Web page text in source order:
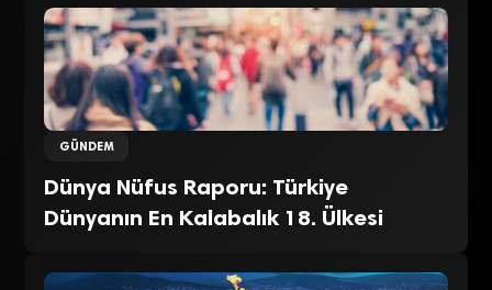
GÜNDEM
Dünya Nüfus Raporu: Türkiye
Dünyanın En Kalabalık 18. Ülkesi